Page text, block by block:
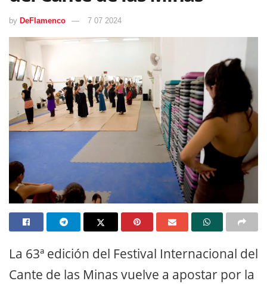
by DeFlamenco 7 07 2024
La 63ª edición del Festival Internacional del
Cante de las Minas vuelve a apostar por la